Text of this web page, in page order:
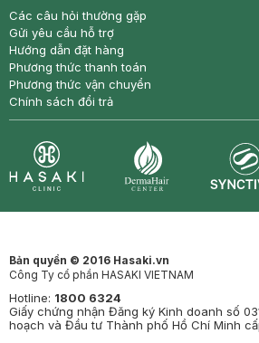
Các câu hỏi thường gặp
Gửi yêu cầu hỗ trợ
Hướng dẫn đặt hàng
Phương thức thanh toán
Phương thức vận chuyển
Chính sách đổi trả
Bản quyền © 2016 Hasaki.vn
Công Ty cổ phần HASAKI VIETNAM
Hotline: 1800 6324
Giấy chứng nhận Đăng ký Kinh doanh số
hoạch và Đầu tư Thành phố Hồ Chí Minh